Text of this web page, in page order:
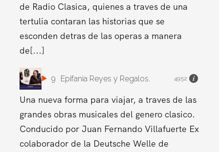
de Radio Clasica, quienes a traves de una
tertulia contaran las historias que se
esconden detras de las operas a manera
de[...]
9 Epifania Reyes y Regalos. 49:52
Una nueva forma para viajar, a traves de las
grandes obras musicales del genero clasico.
Conducido por Juan Fernando Villafuerte Ex
colaborador de la Deutsche Welle de